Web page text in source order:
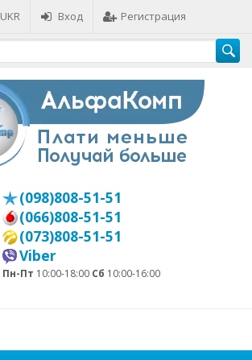
UKR Вход Регистрация
(098)808-51-51
(066)808-51-51
(073)808-51-51
Viber
Пн-Пт 10:00-18:00 Сб 10:00-16:00